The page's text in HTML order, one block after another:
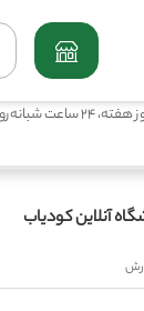
هفت روز هفته، 24
پرمصرف مایع(ماکروها)
آنلاین کودیاب